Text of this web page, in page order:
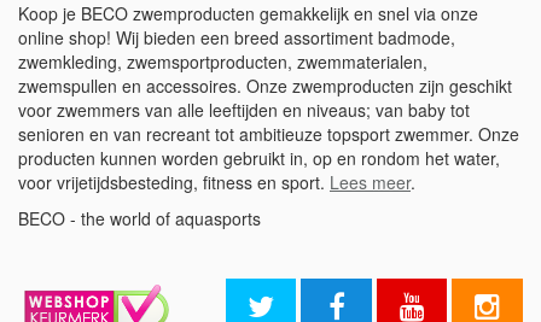
Koop je BECO zwemproducten gemakkelijk en snel via onze
online shop! Wij bieden een breed assortiment badmode,
zwemkleding, zwemsportproducten, zwemmaterialen,
zwemspullen en accessoires. Onze zwemproducten zijn geschikt
voor zwemmers van alle leeftijden en niveaus; van baby tot
senioren en van recreant tot ambitieuze topsport zwemmer. Onze
producten kunnen worden gebruikt in, op en rondom het water,
voor vrijetijdsbesteding, fitness en sport. Lees meer.
BECO - the world of aquasports